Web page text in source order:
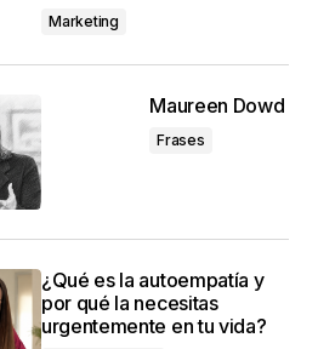
Marketing
Maureen Dowd
Frases
¿Qué es la autoempatía y
por qué la necesitas
urgentemente en tu vida?